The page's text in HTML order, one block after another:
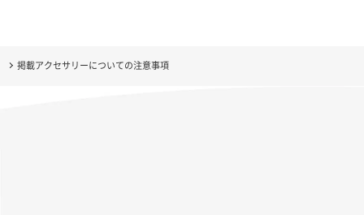
掲載アクセサリーについての注意事項